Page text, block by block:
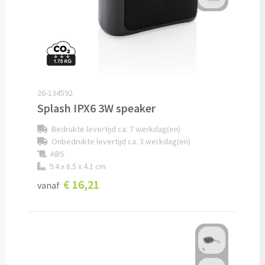
Cocktailsets bedrukken
Heupflesjes bedrukken
IJsblokjes bedrukken
Rietjes bedrukken
Alle drinkwaren
26-134592
Splash IPX6 3W speaker
Bedrukte levertijd ca. 7 werkdag(en)
Onbedrukte levertijd ca. 3 werkdag(en)
ABS
9.4 x 8.5 x 4.1 cm
vanaf € 16,21